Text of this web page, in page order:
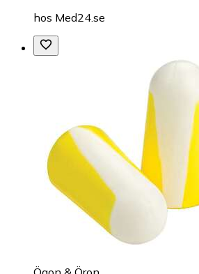
hos Med24.se